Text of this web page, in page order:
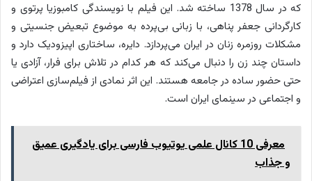
که در سال 1378 ساخته شد. این فیلم با نویسندگی کامبوزیا پرتوی و
کارگردانی جعفر پناهی، با زبانی بی‌پرده به موضوع تبعیض جنسیتی و
مشکلات روزمره زنان در ایران می‌پردازد. دایره، ساختاری اپیزودیک دارد و
داستان چند زن را دنبال می‌کند که هر کدام در تلاش برای فرار، آزادی یا
حتی حضور ساده در جامعه هستند. این اثر نمادی از فیلم‌سازی اعتراضی
و اجتماعی در سینمای ایران است.
معرفی 10 کانال علمی یوتیوب فارسی برای یادگیری عمیق
و جذاب